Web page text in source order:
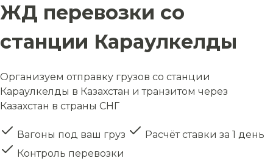
ЖД перевозки со
станции Караулкелды
Организуем отправку грузов со станции
Караулкелды в Казахстан и транзитом через
Казахстан в страны СНГ
Вагоны под ваш груз
Расчёт ставки за 1 день
Контроль перевозки